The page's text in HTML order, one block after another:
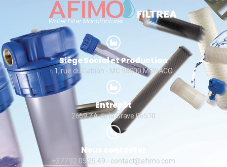
Siège Social et Production
1, rue du Gabian - MC 98000 MONACO
Entrepôt
2669 ZA de la Grave 06510
Nous contacter
+377 92 05 25 49 - contact@afimo.com